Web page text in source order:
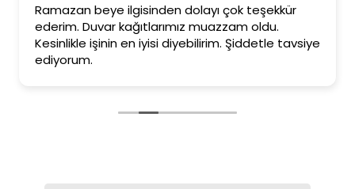
Ramazan beye ilgisinden dolayı çok teşekkür
ederim. Duvar kağıtlarımız muazzam oldu.
Kesinlikle işinin en iyisi diyebilirim. Şiddetle tavsiye
ediyorum.